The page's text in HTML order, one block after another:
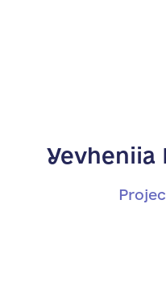
Yevheniia